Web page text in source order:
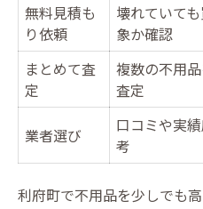
無料見積も
り依頼
壊れていて
象か確認
まとめて査
定
複数の不用
査定
業者選び
口コミや実
考
利府町で不用品を少しでも